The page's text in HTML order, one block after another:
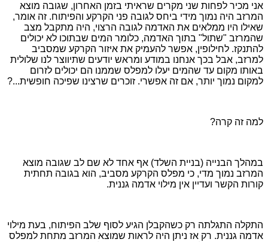
אני מכיר לפחות שני מקרים שראיתי בזמן האחרון, שגובה מוצא
המרזב היה נמוך מידי ביחס לגובה פני הקרקע והפיתוח. זה אומר,
שאילו היו ממלאים את האדמה לגובה הרצוי, היה מתקבל מצב
שהמרזב "שתול" בתוך האדמה, כלומר המים שבתוכו לא יכולים
להתנקז. לחילופין, אפשר להעמיק את איזור הקרקע שמסביב
למרזב, אבל בכך אנחנו במודע ומראש יודעים שתיווצר לנו שלולית
באותו מקום עד שהמים יעלו למפלס שממנו הם יכולים לזרום
למקום נמוך יותר, אם זה אפשרי. זוכרים שרצינו שפיכה חופשית...?
למה זה קרה?
במהלך הבנייה (בניית השלד) אף אחד לא שם לב שגובה מוצא
המרזב נמוך מדי, כי מפלס הקרקע מסביב, הוא בגובה תחתית
קורות הקשר ועדיין אין מילוי אדמה גננית.
התקלה התגלתה רק כשהקבלן הגיע לסוף שלב הפיתוח, בעת מילוי
אדמה גננית. רק אז ניתן היה לראות שמוצא המרזב מתחת למפלס